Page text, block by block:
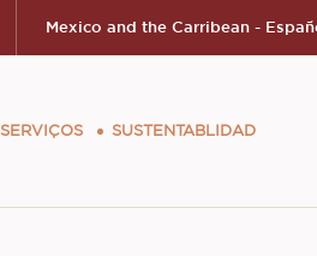
Mexico and the Carribean -
SERVIÇOS SUSTENTABLIDAD